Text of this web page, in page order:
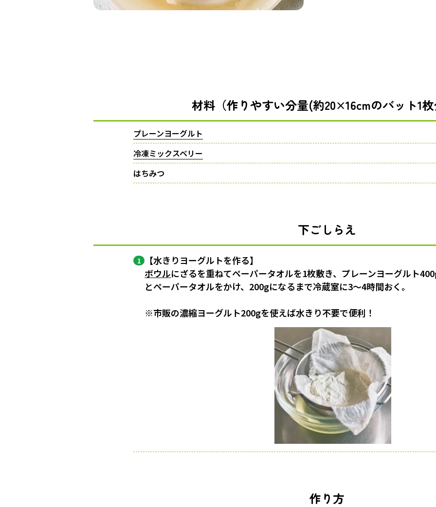
材料（作りやすい分量(約20×16cmのバット1
プレーンヨーグルト
冷凍ミックスベリー
はちみつ
下ごしらえ
1
【水きりヨーグルトを作る】
ボウルにざるを重ねてペーパータオルを1枚敷き、プレーンヨーグルト
とペーパータオルをかけ、200gになるまで冷蔵室に3～4時間おく。
※市販の濃縮ヨーグルト200gを使えば水きり不要で便利！
作り方